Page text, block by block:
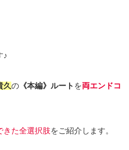
♪
久の 《本編》ルート を両エンドコ
きた全選択肢をご紹介します。